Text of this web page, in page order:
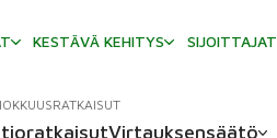
KESTÄVÄ KEHITYS SIJOITTAJAT
Virtauksensäätö